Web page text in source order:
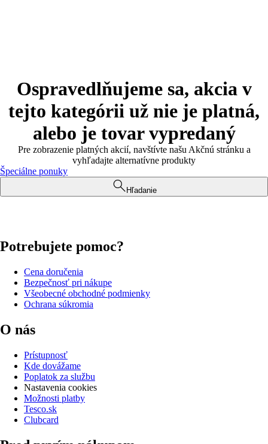
Ospravedlňujeme sa, akcia v
tejto kategórii už nie je platná,
alebo je tovar vypredaný
Pre zobrazenie platných akcií, navštívte našu Akčnú stránku a
vyhľadajte alternatívne produkty
Špeciálne ponuky
Hľadanie
Potrebujete pomoc?
Cena doručenia
Bezpečnosť pri nákupe
Všeobecné obchodné podmienky
Ochrana súkromia
O nás
Prístupnosť
Kde dovážame
Poplatok za službu
Nastavenia cookies
Možnosti platby
Tesco.sk
Clubcard